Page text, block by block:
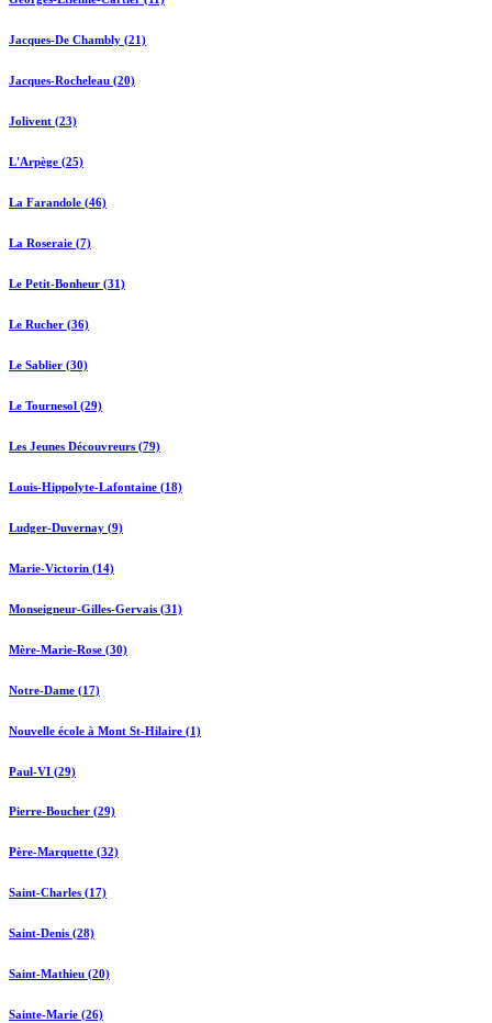
Jacques-De Chambly (21)
Jacques-Rocheleau (20)
Jolivent (23)
L'Arpège (25)
La Farandole (46)
La Roseraie (7)
Le Petit-Bonheur (31)
Le Rucher (36)
Le Sablier (30)
Le Tournesol (29)
Les Jeunes Découvreurs (79)
Louis-Hippolyte-Lafontaine (18)
Ludger-Duvernay (9)
Marie-Victorin (14)
Monseigneur-Gilles-Gervais (31)
Mère-Marie-Rose (30)
Notre-Dame (17)
Nouvelle école à Mont St-Hilaire (1)
Paul-VI (29)
Pierre-Boucher (29)
Père-Marquette (32)
Saint-Charles (17)
Saint-Denis (28)
Saint-Mathieu (20)
Sainte-Marie (26)